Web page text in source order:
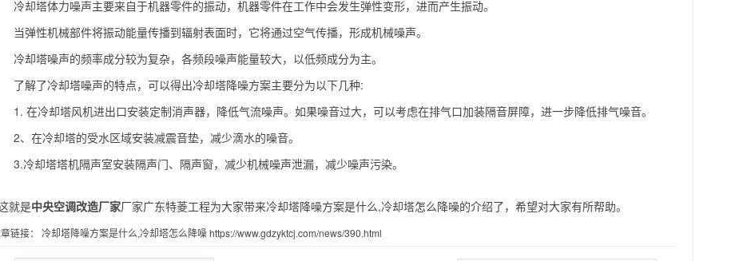
冷却塔体力噪声主要来自于机器零件的振动，机器零件在工作中会发生弹性变形，进而产生振动。
当弹性机械部件将振动能量传播到辐射表面时，它将通过空气传播，形成机械噪声。
冷却塔噪声的频率成分较为复杂，各频段噪声能量较大，以低频成分为主。
了解了冷却塔噪声的特点，可以得出冷却塔降噪方案主要分为以下几种:
1. 在冷却塔风机进出口安装定制消声器，降低气流噪声。如果噪音过大，可以考虑在排气口加装隔音屏障，进一步降低排气噪音。
2、在冷却塔的受水区域安装减震音垫，减少滴水的噪音。
3.冷却塔塔机隔声室安装隔声门、隔声窗，减少机械噪声泄漏，减少噪声污染。
就是中央空调改造厂家厂家广东特菱工程为大家带来冷却塔降噪方案是什么,冷却塔怎么降噪的介绍了，希望对大家有所帮助。
链接： 冷却塔降噪方案是什么,冷却塔怎么降噪https://www.gdzyktcj.com/news/390.html